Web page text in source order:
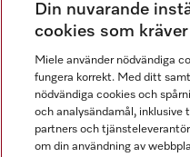
Gå med i vår
Din nuvarande
cookies som
Miele använder nödvändiga
fungera korrekt. Med ditt
nödvändiga cookies och
och analysändamål, inklusive
partners och
om din användning av